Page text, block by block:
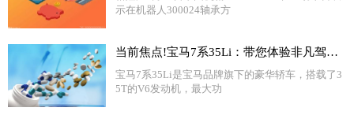
示在机器人300024轴承方
当前焦点!宝马7系35Li：带您体验非凡驾驶乐趣！
宝马7系35Li是宝马品牌旗下的豪华轿车，搭载了3
5T的V6发动机，最大功